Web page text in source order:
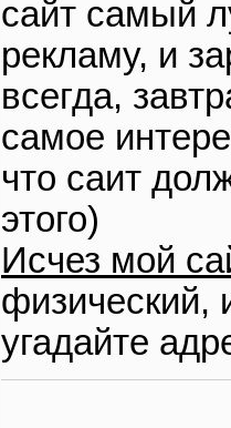
сайт самый
рекламу, и
всегда,
самое
что саит
этого)
Исчез мой
физический,
угадайте